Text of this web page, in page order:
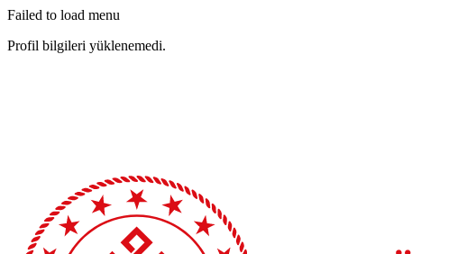
Failed to load menu
Profil bilgileri yüklenemedi.